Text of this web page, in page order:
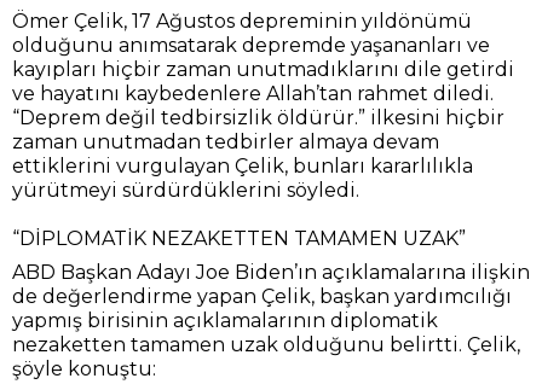
Ömer Çelik, 17 Ağustos depreminin yıldönümü
olduğunu anımsatarak depremde yaşananları ve
kayıpları hiçbir zaman unutmadıklarını dile getirdi
ve hayatını kaybedenlere Allah’tan rahmet diledi.
“Deprem değil tedbirsizlik öldürür.” ilkesini hiçbir
zaman unutmadan tedbirler almaya devam
ettiklerini vurgulayan Çelik, bunları kararlılıkla
yürütmeyi sürdürdüklerini söyledi.
“DİPLOMATİK NEZAKETTEN TAMAMEN UZAK”
ABD Başkan Adayı Joe Biden’ın açıklamalarına ilişkin
de değerlendirme yapan Çelik, başkan yardımcılığı
yapmış birisinin açıklamalarının diplomatik
nezaketten tamamen uzak olduğunu belirtti. Çelik,
şöyle konuştu: